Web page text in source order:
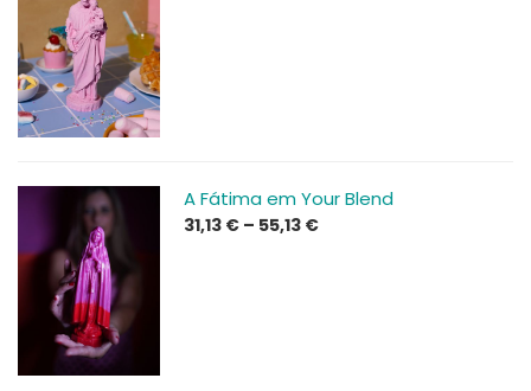
A Fátima em Your Blend
31,13 € – 55,13 €Price